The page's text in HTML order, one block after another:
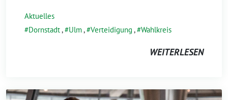
Aktuelles
Dornstadt, Ulm, Verteidigung , Wahlkreis
WEITERLESEN